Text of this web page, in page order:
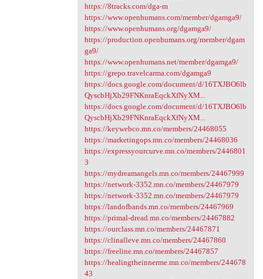
https://8tracks.com/dga-m
https://www.openhumans.com/member/dgamga9/
https://www.openhumans.org/dgamga9/
https://production.openhumans.org/member/dgam
ga9/
https://www.openhumans.net/member/dgamga9/
https://grepo.travelcarma.com/dgamga9
https://docs.google.com/document/d/16TXJBO6lb
QyscbHjXb29FNKnraEqckXfNyXM...
https://docs.google.com/document/d/16TXJBO6lb
QyscbHjXb29FNKnraEqckXfNyXM...
https://keywebco.mn.co/members/24468055
https://marketingops.mn.co/members/24468036
https://expressyourcurve.mn.co/members/2446801
3
https://mydreamangels.mn.co/members/24467999
https://network-3352.mn.co/members/24467979
https://network-3352.mn.co/members/24467979
https://landofbands.mn.co/members/24467969
https://primal-dread.mn.co/members/24467882
https://ourclass.mn.co/members/24467871
https://clinalleve.mn.co/members/24467860
https://freeline.mn.co/members/24467857
https://healingtheinnerme.mn.co/members/244678
43